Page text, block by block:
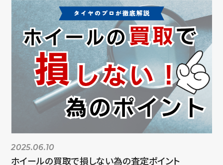
2025.06.10
ホイールの買取で損しない為の査定ポイント